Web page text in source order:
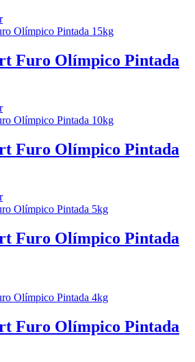
Furo Olímpico Pintada
Furo Olímpico Pintada
Furo Olímpico Pintada
Furo Olímpico Pintada